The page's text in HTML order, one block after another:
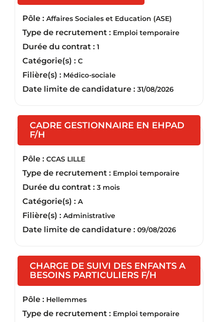
Pôle : Affaires Sociales et Education (ASE)
Type de recrutement : Emploi temporaire
Durée du contrat : 1
Catégorie(s) : C
Filière(s) : Médico-sociale
Date limite de candidature : 31/08/2026
CADRE GESTIONNAIRE EN EHPAD
F/H
Pôle : CCAS LILLE
Type de recrutement : Emploi temporaire
Durée du contrat : 3 mois
Catégorie(s) : A
Filière(s) : Administrative
Date limite de candidature : 09/08/2026
CHARGE DE SUIVI DES ENFANTS A
BESOINS PARTICULIERS F/H
Pôle : Hellemmes
Type de recrutement : Emploi temporaire